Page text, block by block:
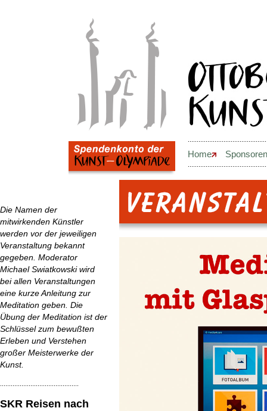
Home Sponsoren
Die Namen der
mitwirkenden Künstler
werden vor der jeweiligen
Veranstaltung bekannt
gegeben. Moderator
Michael Swiatkowski wird
bei allen Veranstaltungen
eine kurze Anleitung zur
Meditation geben. Die
Übung der Meditation ist der
Schlüssel zum bewußten
Erleben und Verstehen
großer Meisterwerke der
Kunst.
SKR Reisen nach